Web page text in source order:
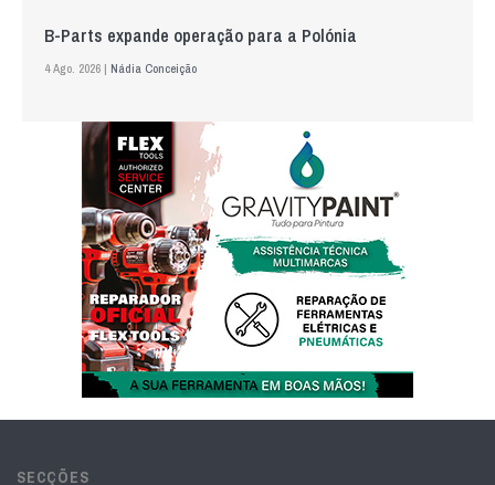
B-Parts expande operação para a Polónia
4 Ago. 2026 | Nádia Conceição
SECÇÕES